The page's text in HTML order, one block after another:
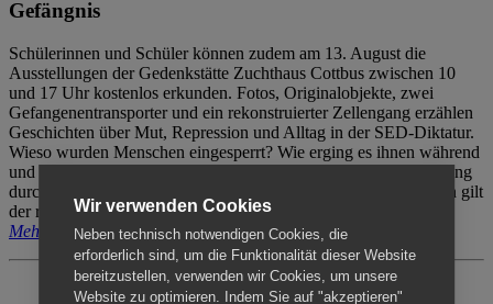
Gefängnis
Schülerinnen und Schüler können zudem am 13. August die
Ausstellungen der Gedenkstätte Zuchthaus Cottbus zwischen 10
und 17 Uhr kostenlos erkunden. Fotos, Originalobjekte, zwei
Gefangenentransporter und ein rekonstruierter Zellengang erzählen
Geschichten über Mut, Repression und Alltag in der SED-Diktatur.
Wieso wurden Menschen eingesperrt? Wie erging es ihnen während
und nach der Haft? Der Besuch erfolgt individuell ohne Betreuung
durch das Menschenrechtszentrum Cottbus. Für Begleitpersonen gilt
der reguläre Eintritt (8€ / ermäßigt 5€).
Mehr erfahren
Wir verwenden Cookies
Neben technisch notwendigen Cookies, die
erforderlich sind, um die Funktionalität dieser Website
bereitzustellen, verwenden wir Cookies, um unsere
Website zu optimieren. Indem Sie auf "akzeptieren"